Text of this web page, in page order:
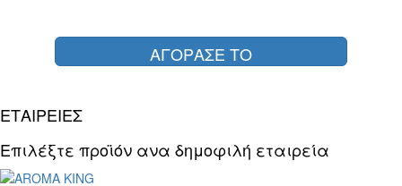
ΑΓΟΡΑΣΕ ΤΟ
ΕΤΑΙΡΕΙΕΣ
Επιλέξτε προϊόν ανα δημοφιλή εταιρεία